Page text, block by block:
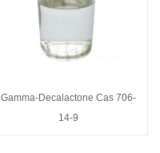
Gamma-Decalactone Cas 706-
14-9